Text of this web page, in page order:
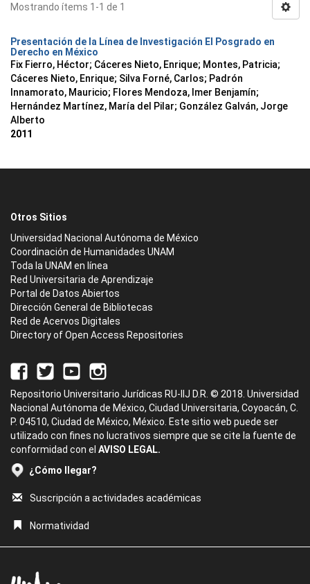
Mostrando ítems 1-1 de 1
Presentación de la Línea de Investigación El Posgrado en
Derecho en México
Fix Fierro, Héctor; Cáceres Nieto, Enrique; Montes, Patricia;
Cáceres Nieto, Enrique; Silva Forné, Carlos; Padrón
Innamorato, Mauricio; Flores Mendoza, Imer Benjamín;
Hernández Martínez, María del Pilar; González Galván, Jorge
Alberto
2011
Otros Sitios
Universidad Nacional Autónoma de México
Coordinación de Humanidades UNAM
Toda la UNAM en línea
Red Universitaria de Aprendizaje
Portal de Datos Abiertos
Dirección General de Bibliotecas
Red de Acervos Digitales
Directory of Open Access Repositories
Repositorio Universitario Jurídicas RU-IIJ D.R. © 2018. Universidad
Nacional Autónoma de México, Ciudad Universitaria, Coyoacán, C.
P. 04510, Ciudad de México, México. Este sitio web puede ser
utilizado con fines no lucrativos siempre que se cite la fuente de
conformidad con el AVISO LEGAL.
¿Cómo llegar?
Suscripción a actividades académicas
Normatividad